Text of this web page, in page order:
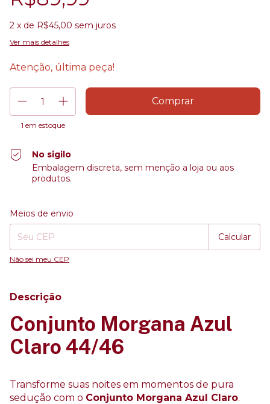
2 x de R$45,00 sem juros
Ver mais detalhes
Atenção, última peça!
1 em estoque
No sigilo
Embalagem discreta, sem menção a loja ou aos
produtos.
Entregas para o CEP:
Meios de envio
Calcular
Não sei meu CEP
Descrição
Conjunto Morgana Azul
Claro 44/46
Transforme suas noites em momentos de pura
sedução com o Conjunto Morgana Azul Claro.